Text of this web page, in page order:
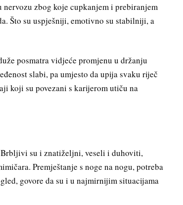
zbog koje cupkanjem i prebiranjem
Što su uspješniji, emotivno su stabilniji, a
posmatra vidjeće promjenu u držanju
slabi, pa umjesto da upija svaku riječ
koji su povezani s karijerom utiču na
su i znatiželjni, veseli i duhoviti,
Premještanje s noge na nogu, potreba
govore da su i u najmirnijim situacijama